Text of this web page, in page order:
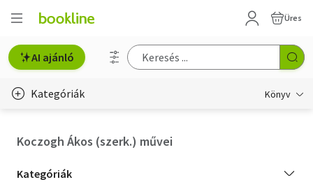
Üres
AI ajánló
Kategóriák Könyv
Koczogh Ákos (szerk.) művei
Kategória
Kategóriák